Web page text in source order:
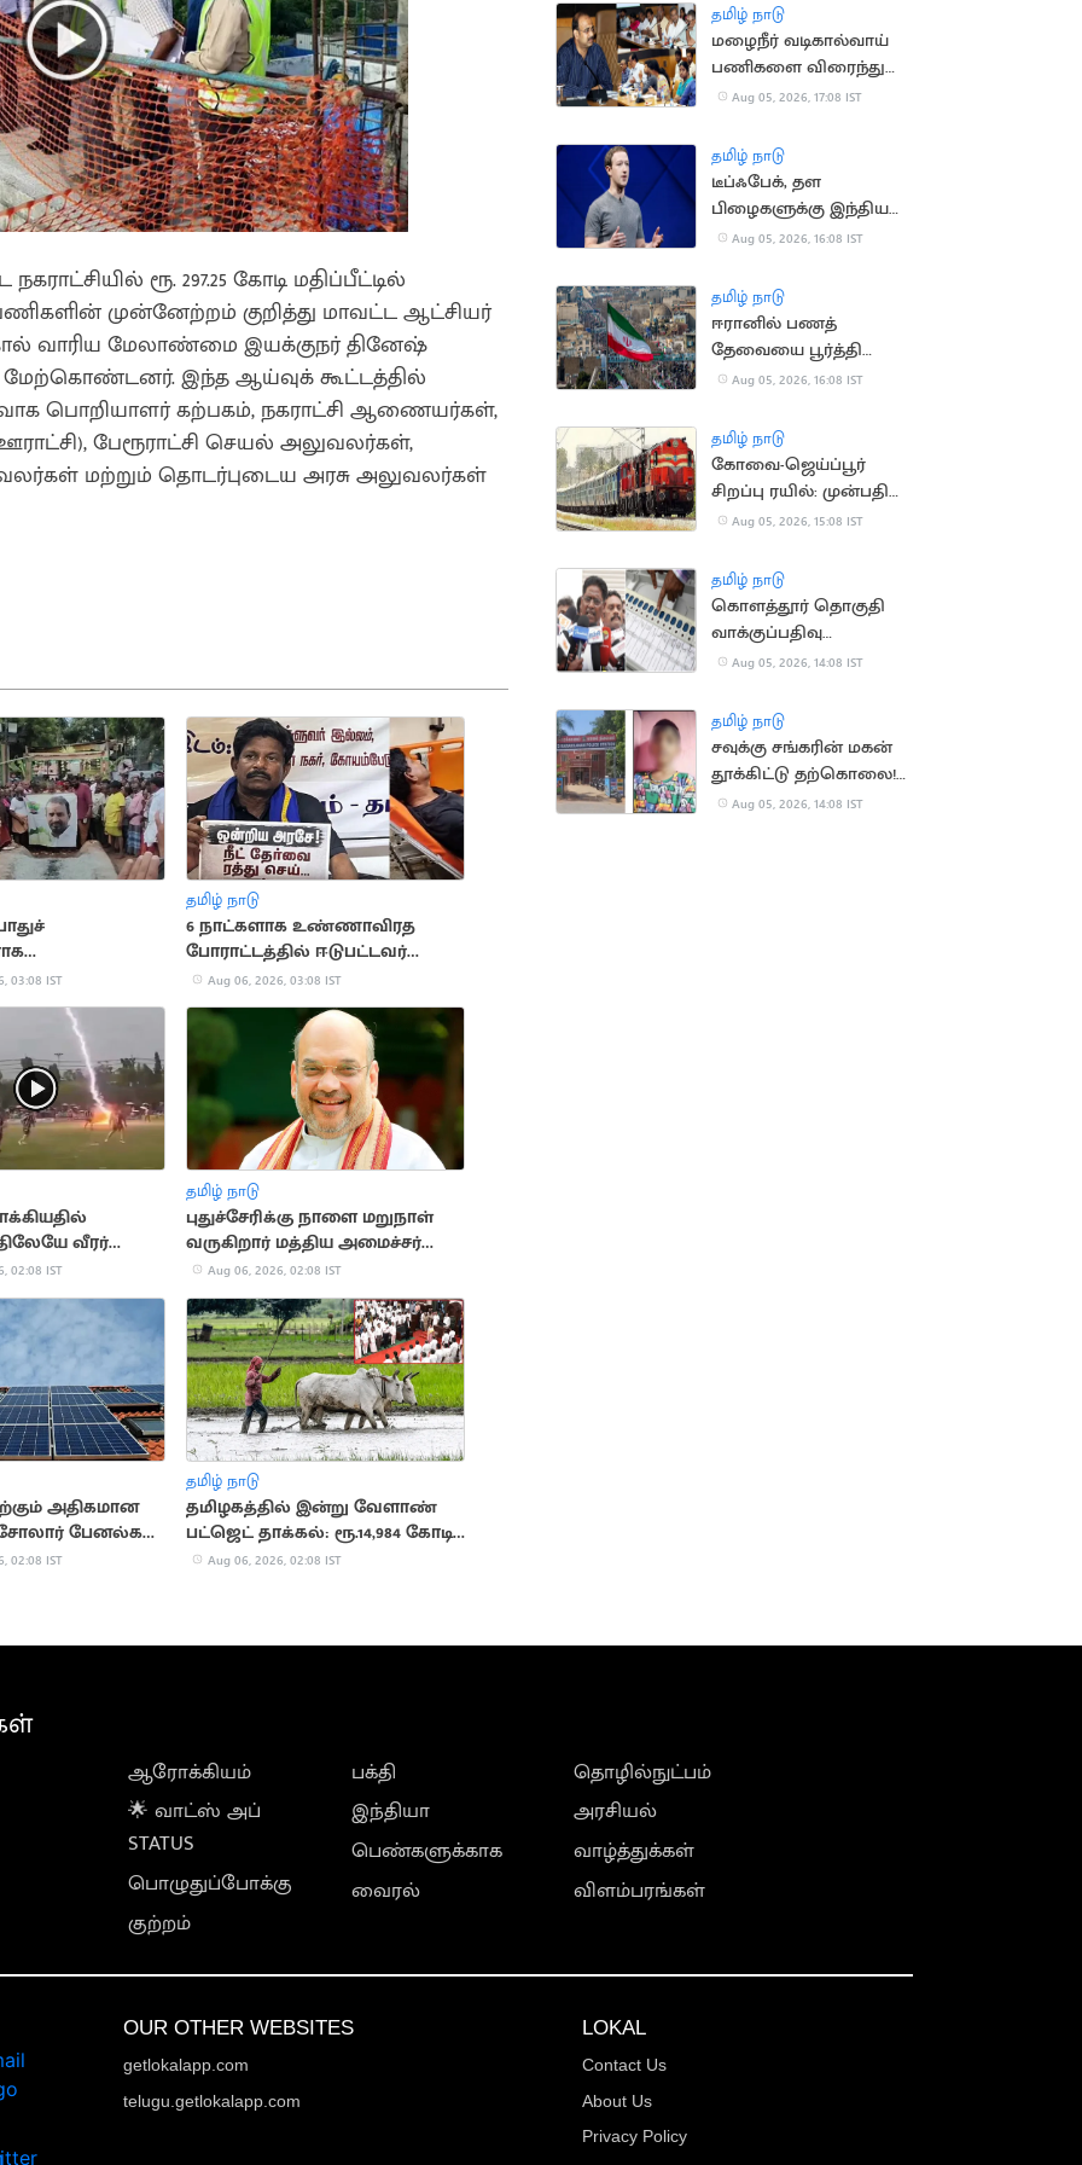
ரூ. 297.25 கோடி மதிப்பீட்டில்
முன்னேற்றம் குறித்து மாவட்ட ஆட்சியர்
வாரிய மேலாண்மை இயக்குநர் தினேஷ்
இந்த ஆய்வுக் கூட்டத்தில்
பொறியாளர் கற்பகம், நகராட்சி ஆணையர்கள்,
பேரூராட்சி செயல் அலுவலர்கள்,
மற்றும் தொடர்புடைய அரசு அலுவலர்கள்
பரபரப்பு
03:08 IST
தமிழ் நாடு
6 நாட்களாக உண்ணாவிரத‌
போராட்டத்தில் ஈடுபட்டவர்
மயக்கம்
Aug 06, 2026, 03:08 IST
வீரர்
12 பேர் காயம்
02:08 IST
தமிழ் நாடு
புதுச்சேரிக்கு நாளை மறுநாள்
வருகிறார் மத்திய அமைச்சர்
அமித் ஷா
Aug 06, 2026, 02:08 IST
அதிகமான
பேனல்கள்:
சாதனை
02:08 IST
தமிழ் நாடு
தமிழகத்தில் இன்று வேளாண்
பட்ஜெட் தாக்கல்: ரூ.14,984 கோடி
ஒதுக்கீடு
Aug 06, 2026, 02:08 IST
தமிழ் நாடு
மழைநீர் வடிகால்வாய்
பணிகளை விரைந்து
முடிக்க உத்தரவு
Aug 05, 2026, 17:08 IST
தமிழ் நாடு
டீப்ஃபேக், தள
பிழைகளுக்கு இந்திய
அரசிடம் மன்னிப்பு
Aug 05, 2026, 16:08 IST
தமிழ் நாடு
ஈரானில் பணத்
தேவையை பூர்த்தி
செய்ய திண்டாடும்
Aug 05, 2026, 16:08 IST
தமிழ் நாடு
கோவை-ஜெய்ப்பூர்
சிறப்பு ரயில்: முன்பதிவு
நாளை தொடக்கம்
Aug 05, 2026, 15:08 IST
தமிழ் நாடு
கொளத்தூர் தொகுதி
வாக்குப்பதிவு
இயந்திரங்கள்
நிறைவு
Aug 05, 2026, 14:08 IST
தமிழ் நாடு
சவுக்கு சங்கரின் மகன்
தூக்கிட்டு தற்கொலை!
காரணம் என்ன?
Aug 05, 2026, 14:08 IST
ஆரோக்கியம்
🌟 வாட்ஸ் அப்
STATUS
பொழுதுப்போக்கு
குற்றம்
பக்தி
இந்தியா
பெண்களுக்காக
வைரல்
தொழில்நுட்பம்
அரசியல்
வாழ்த்துக்கள்
விளம்பரங்கள்
OUR OTHER WEBSITES
getlokalapp.com
telugu.getlokalapp.com
LOKAL
Contact Us
About Us
Privacy Policy